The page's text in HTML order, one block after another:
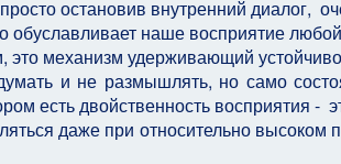
остановив внутренний диалог,
обуславливает наше восприятие
это механизм удерживающий
и не размышлять, но само
есть двойственность восприятия -
даже при относительно